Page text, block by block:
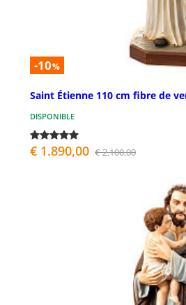
-10%
Saint Étienne 110 cm fibre de
DISPONIBLE
€ 1.890,00 € 2.100,00